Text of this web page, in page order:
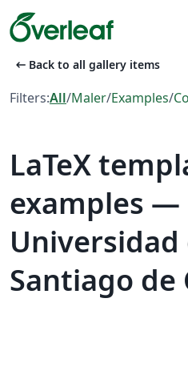
arrow_left_alt Back to all gallery items
Filters:All/Maler/Examples/
LaTeX
examples —
Universidad
Santiago de